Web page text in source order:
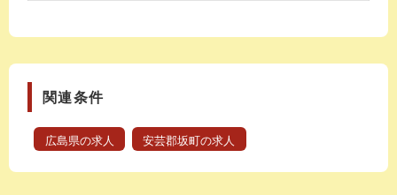
関連条件
広島県の求人 安芸郡坂町の求人